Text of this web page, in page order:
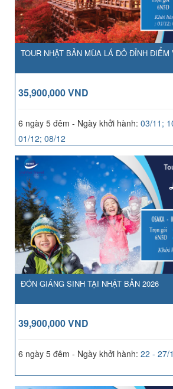
TOUR NHẬT BẢN MÙA LÁ ĐỎ ĐỈNH ĐIỂM
35,900,000 VND
6 ngày 5 đêm - Ngày khởi hành: 03/11;
01/12; 08/12
ĐÓN GIÁNG SINH TẠI NHẬT BẢN 2026
39,900,000 VND
6 ngày 5 đêm - Ngày khởi hành: 22 - 27/